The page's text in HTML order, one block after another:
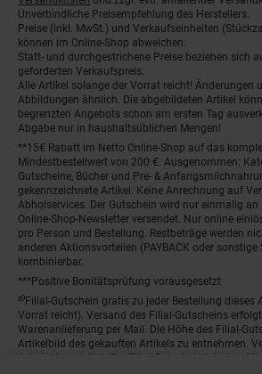
Unverbindliche Preisempfehlung des Herstellers.
Preise (inkl. MwSt.) und Verkaufseinheiten
können im Online-Shop abweichen.
Statt- und durchgestrichene Preise beziehen sich
geforderten Verkaufspreis.
Alle Artikel solange der Vorrat reicht! Änderungen
Abbildungen ähnlich. Die abgebildeten Artikel
begrenzten Angebots schon am ersten Tag
Abgabe nur in haushaltsüblichen Mengen!
**15€ Rabatt im Netto Online-Shop auf das
Mindestbestellwert von 200 €. Ausgenommen:
Gutscheine, Bücher und Pre- &
gekennzeichnete Artikel. Keine Anrechnung auf
Abholservices. Der Gutschein wird nur einmalig
Online-Shop-Newsletter versendet. Nur online
pro Person und Bestellung. Restbeträge werden
anderen Aktionsvorteilen (PAYBACK oder sonstige
kombinierbar.
***Positive Bonitätsprüfung vorausgesetzt
²⁰Filial-Gutschein gratis zu jeder Bestellung dieses
Vorrat reicht). Versand des Filial-Gutscheins
Warenanlieferung per Mail. Die Höhe des Filial-
Artikelbild des gekauften Artikels zu entnehmen.
Art nicht gestattet. Der Filial-Gutschein ist ohne